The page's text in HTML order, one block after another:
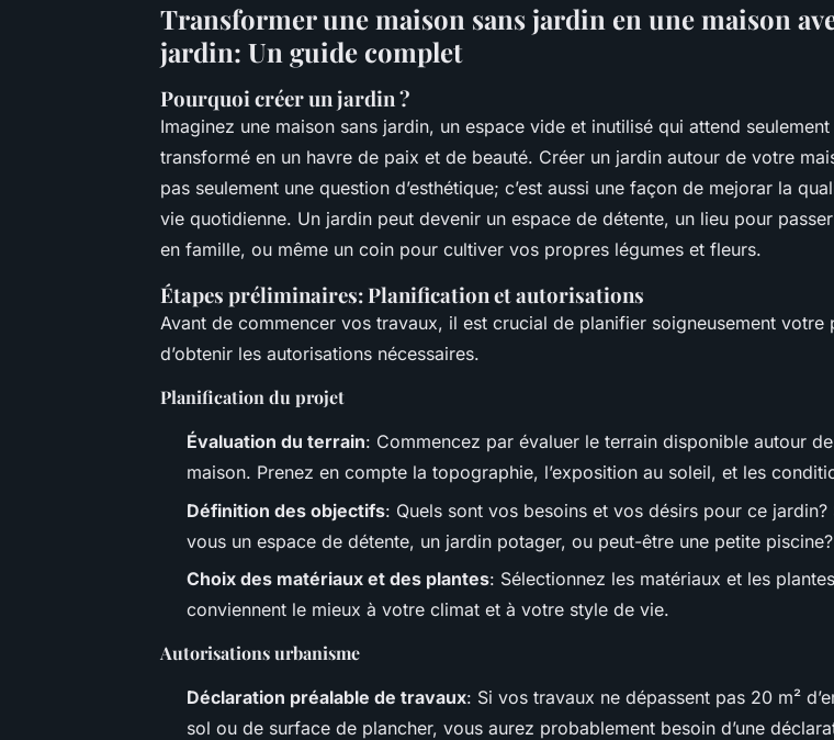
Transformer une maison sans jardin en une maison
jardin: Un guide complet
Pourquoi créer un jardin ?
Imaginez une maison sans jardin, un espace vide et inutilisé qui attend seulement
transformé en un havre de paix et de beauté. Créer un jardin autour de votre
pas seulement une question d’esthétique; c’est aussi une façon de mejorar la
vie quotidienne. Un jardin peut devenir un espace de détente, un lieu pour
en famille, ou même un coin pour cultiver vos propres légumes et fleurs.
Étapes préliminaires: Planification et autorisations
Avant de commencer vos travaux, il est crucial de planifier soigneusement votre
d’obtenir les autorisations nécessaires.
Planification du projet
Évaluation du terrain: Commencez par évaluer le terrain disponible autour
maison. Prenez en compte la topographie, l’exposition au soleil, et les
Définition des objectifs: Quels sont vos besoins et vos désirs pour ce jardin?
vous un espace de détente, un jardin potager, ou peut-être une petite piscine?
Choix des matériaux et des plantes: Sélectionnez les matériaux et les
conviennent le mieux à votre climat et à votre style de vie.
Autorisations urbanisme
Déclaration préalable de travaux: Si vos travaux ne dépassent pas 20 m²
sol ou de surface de plancher, vous aurez probablement besoin d’une